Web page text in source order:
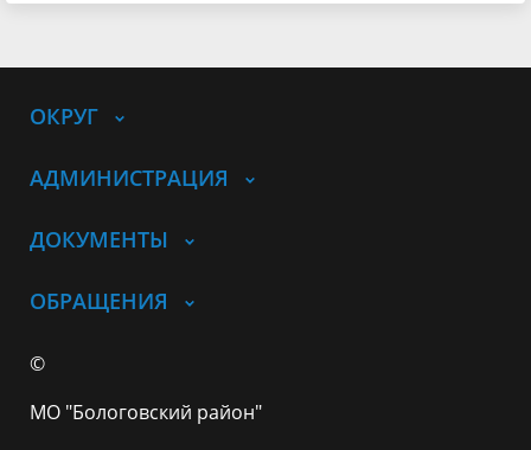
ОКРУГ
АДМИНИСТРАЦИЯ
ДОКУМЕНТЫ
ОБРАЩЕНИЯ
©
МО "Бологовский район"